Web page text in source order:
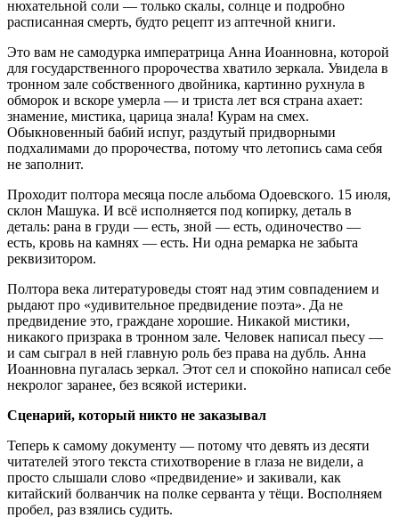
нюхательной соли — только скалы, солнце и подробно
расписанная смерть, будто рецепт из аптечной книги.
Это вам не самодурка императрица Анна Иоанновна, которой
для государственного пророчества хватило зеркала. Увидела в
тронном зале собственного двойника, картинно рухнула в
обморок и вскоре умерла — и триста лет вся страна ахает:
знамение, мистика, царица знала! Курам на смех.
Обыкновенный бабий испуг, раздутый придворными
подхалимами до пророчества, потому что летопись сама себя
не заполнит.
Проходит полтора месяца после альбома Одоевского. 15 июля,
склон Машука. И всё исполняется под копирку, деталь в
деталь: рана в груди — есть, зной — есть, одиночество —
есть, кровь на камнях — есть. Ни одна ремарка не забыта
реквизитором.
Полтора века литературоведы стоят над этим совпадением и
рыдают про «удивительное предвидение поэта». Да не
предвидение это, граждане хорошие. Никакой мистики,
никакого призрака в тронном зале. Человек написал пьесу —
и сам сыграл в ней главную роль без права на дубль. Анна
Иоанновна пугалась зеркал. Этот сел и спокойно написал себе
некролог заранее, без всякой истерики.
Сценарий, который никто не заказывал
Теперь к самому документу — потому что девять из десяти
читателей этого текста стихотворение в глаза не видели, а
просто слышали слово «предвидение» и закивали, как
китайский болванчик на полке серванта у тёщи. Восполняем
пробел, раз взялись судить.